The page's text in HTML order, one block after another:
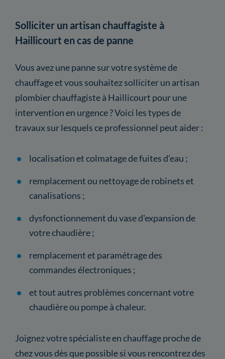
Solliciter un artisan chauffagiste à
Haillicourt en cas de panne
Vous avez une panne sur votre système de
chauffage et vous souhaitez solliciter un artisan
plombier chauffagiste à Haillicourt pour une
intervention en urgence ? Voici les types de
travaux sur lesquels ce professionnel peut aider :
localisation et colmatage de fuites d'eau ;
remplacement ou nettoyage de robinets et
canalisations ;
dysfonctionnement du vase d'expansion de
votre chaudière ;
remplacement et paramétrage des
commandes électroniques ;
et tout autres problèmes concernant votre
chaudière ou pompe à chaleur.
Joignez votre spécialiste en chauffage proche de
chez vous dès que possible si vous rencontrez des